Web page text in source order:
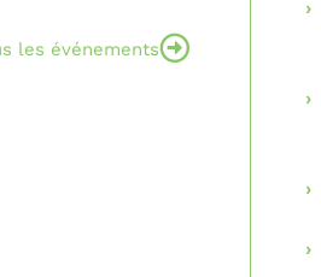
les événements